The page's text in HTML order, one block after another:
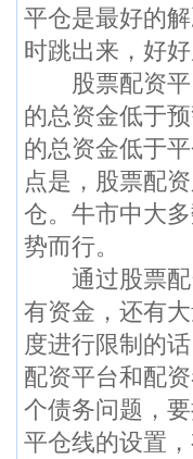
平仓是最好的
时跳出来，好
股票配资平
的总资金低于
的总资金低于
点是，股票配
仓。牛市中大
势而行。
通过股票配
有资金，还有
度进行限制的
配资平台和配
个债务问题，
平仓线的设置